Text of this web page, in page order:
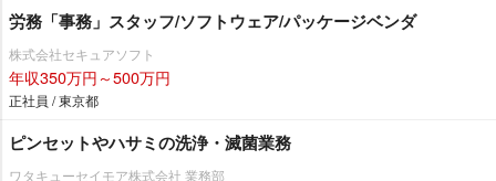
労務「事務」スタッフ/ソフトウェア/パッケージベンダ
株式会社セキュアソフト
年収350万円～500万円
正社員 / 東京都
ピンセットやハサミの洗浄・滅菌業務
ワタキューセイモア株式会社 業務部